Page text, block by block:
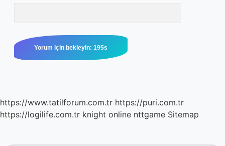
https://www.tatilforum.com.tr https://puri.com.tr
https://logilife.com.tr knight online nttgame Sitemap